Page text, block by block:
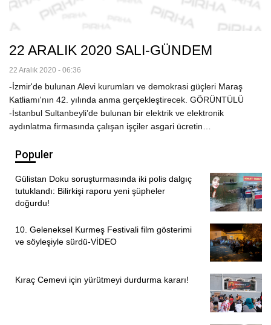
22 ARALIK 2020 SALI-GÜNDEM
22 Aralık 2020 - 06:36
-İzmir'de bulunan Alevi kurumları ve demokrasi güçleri Maraş
Katliamı'nın 42. yılında anma gerçekleştirecek. GÖRÜNTÜLÜ
-İstanbul Sultanbeyli’de bulunan bir elektrik ve elektronik
aydınlatma firmasında çalışan işçiler asgari ücretin…
Populer
Gülistan Doku soruşturmasında iki polis dalgıç
tutuklandı: Bilirkişi raporu yeni şüpheler
doğurdu!
10. Geleneksel Kurmeş Festivali film gösterimi
ve söyleşiyle sürdü-VİDEO
Kıraç Cemevi için yürütmeyi durdurma kararı!